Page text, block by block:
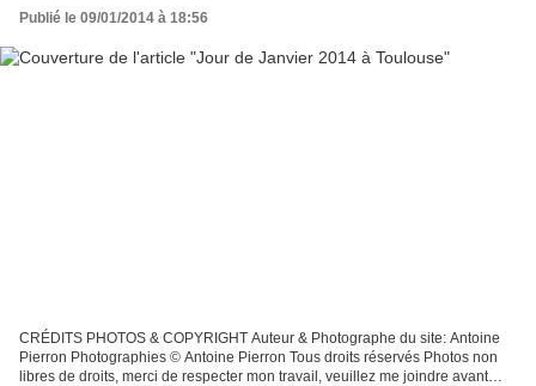
Publié le 09/01/2014 à 18:56
CRÉDITS PHOTOS & COPYRIGHT Auteur & Photographe du site: Antoine
Pierron Photographies © Antoine Pierron Tous droits réservés Photos non
libres de droits, merci de respecter mon travail, veuillez me joindre avant